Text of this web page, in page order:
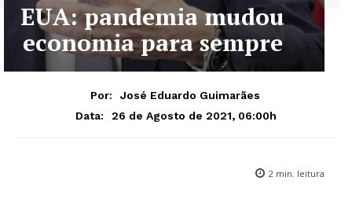
EUA: pandemia mudou
economia para sempre
Por:
José Eduardo Guimarães
Data:
26 de Agosto de 2021, 06:00h
2 min. leitura